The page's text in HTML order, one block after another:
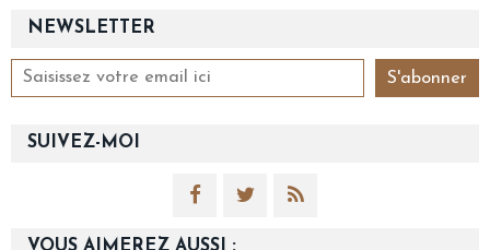
NEWSLETTER
SUIVEZ-MOI
VOUS AIMEREZ AUSSI :